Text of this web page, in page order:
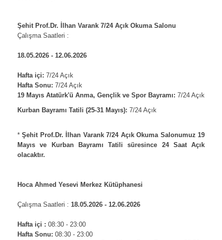
Şehit Prof.Dr. İlhan Varank 7/24 Açık Okuma Salonu
Çalışma Saatleri :
18.05.2026 - 12.06.2026
Hafta içi: 7/24 Açık
Hafta Sonu: 7/24 Açık
19 Mayıs Atatürk'ü Anma, Gençlik ve Spor Bayramı: 7/24 Açık
Kurban Bayramı Tatili (25-31 Mayıs): 7/24 Açık
*Şehit Prof.Dr. İlhan Varank 7/24 Açık Okuma Salonumuz 19
Mayıs ve Kurban Bayramı Tatili süresince 24 Saat Açık
olacaktır.
Hoca Ahmed Yesevi Merkez Kütüphanesi
Çalışma Saatleri : 18.05.2026 - 12.06.2026
Hafta içi : 08:30 - 23:00
Hafta Sonu: 08:30 - 23:00